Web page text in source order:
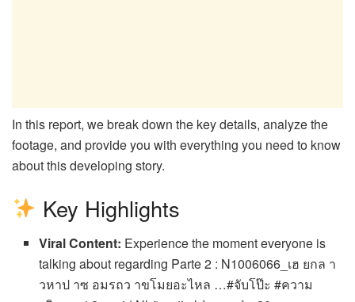
In this report, we break down the key details, analyze the
footage, and provide you with everything you need to know
about this developing story.
Key Highlights
Viral Content: Experience the moment everyone is
talking about regarding Parte 2 : N1006066_เฮ ยกล า
วหาป าซ อมรถว าขโมยอะไหล …#จับโป๊ะ #ความ